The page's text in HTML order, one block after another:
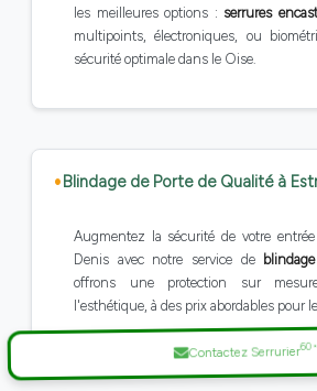
Contactez Serrurier60
les meilleures options : serrures
multipoints, électroniques, ou
sécurité optimale dans le Oise.
Blindage de Porte de Qualité à
Augmentez la sécurité de votre
Denis avec notre service de
offrons une protection sur
l'esthétique, à des prix abordables pour